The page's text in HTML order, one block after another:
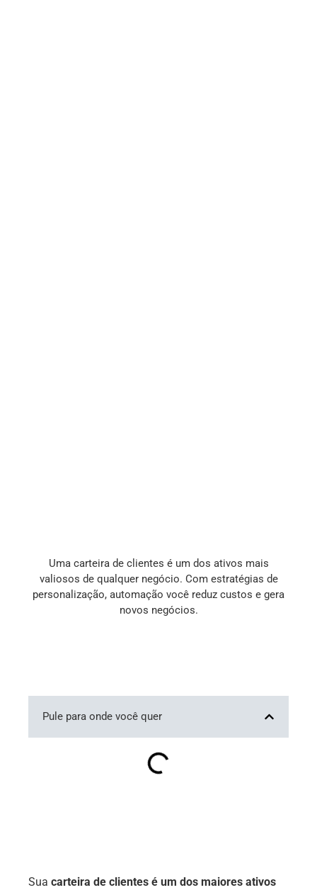
Uma carteira de clientes é um dos ativos mais
valiosos de qualquer negócio. Com estratégias de
personalização, automação você reduz custos e gera
novos negócios.
Pule para onde você quer
Sua carteira de clientes é um dos maiores ativos